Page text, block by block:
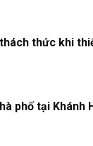
thức khi
phố tại Khánh